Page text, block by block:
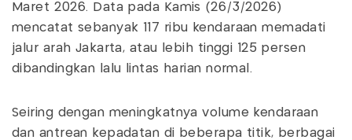
Maret 2026. Data pada Kamis (26/3/2026)
mencatat sebanyak 117 ribu kendaraan memadati
jalur arah Jakarta, atau lebih tinggi 125 persen
dibandingkan lalu lintas harian normal.
Seiring dengan meningkatnya volume kendaraan
dan antrean kepadatan di beberapa titik, berbagai